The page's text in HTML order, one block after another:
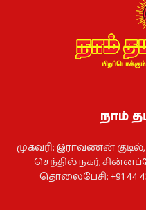
நாம்
முகவரி: இராவணன்
செந்தில் நகர்,
தொலைபேசி: +91 44